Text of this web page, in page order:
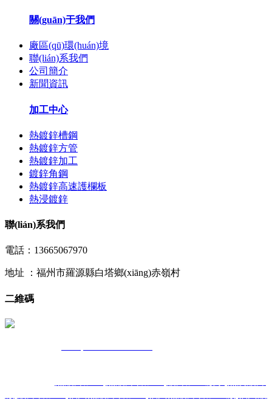
關(guān)于我們
廠區(qū)環(huán)境
聯(lián)系我們
公司簡介
新聞資訊
加工中心
熱鍍鋅槽鋼
熱鍍鋅方管
熱鍍鋅加工
鍍鋅角鋼
熱鍍鋅高速護欄板
熱浸鍍鋅
聯(lián)系我們
電話：13665067970
地址 ：福州市羅源縣白塔鄉(xiāng)赤嶺村
二維碼